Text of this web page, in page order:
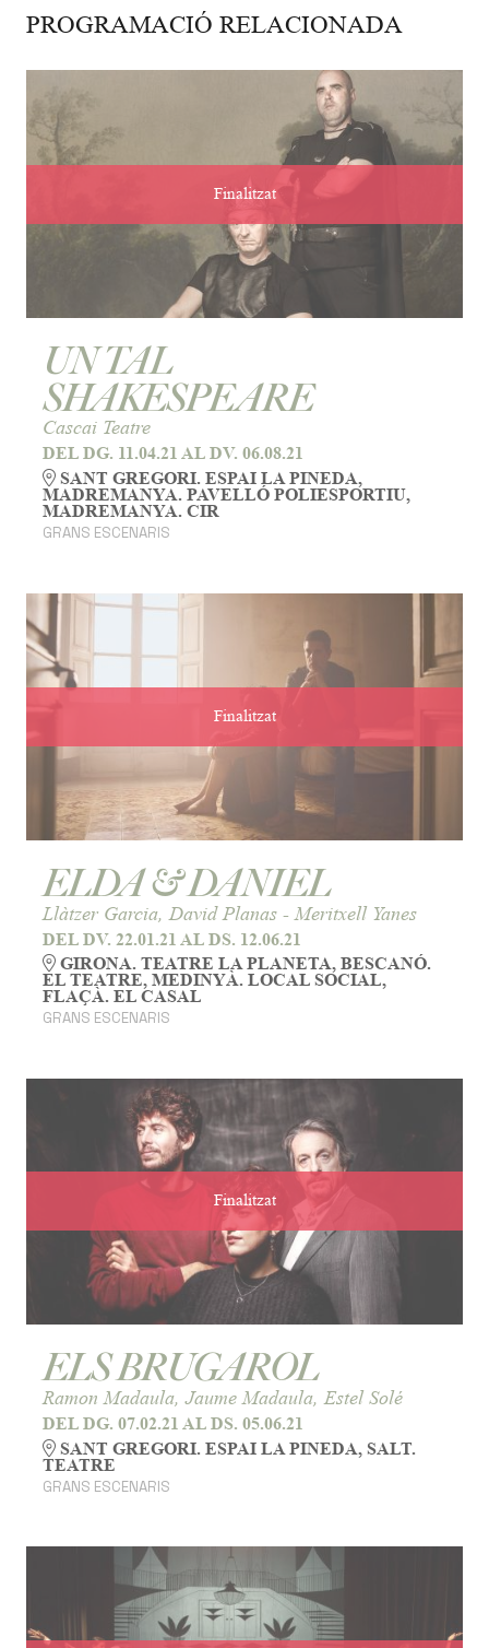
PROGRAMACIÓ RELACIONADA
Finalitzat
UN TAL
SHAKESPEARE
Cascai Teatre
DEL DG. 11.04.21 AL DV. 06.08.21
SANT GREGORI. ESPAI LA PINEDA,
MADREMANYA. PAVELLÓ POLIESPORTIU,
MADREMANYA. CIR
GRANS ESCENARIS
Finalitzat
ELDA & DANIEL
Llàtzer Garcia, David Planas - Meritxell Yanes
DEL DV. 22.01.21 AL DS. 12.06.21
GIRONA. TEATRE LA PLANETA, BESCANÓ.
EL TEATRE, MEDINYÀ. LOCAL SOCIAL,
FLAÇÀ. EL CASAL
GRANS ESCENARIS
Finalitzat
ELS BRUGAROL
Ramon Madaula, Jaume Madaula, Estel Solé
DEL DG. 07.02.21 AL DS. 05.06.21
SANT GREGORI. ESPAI LA PINEDA, SALT.
TEATRE
GRANS ESCENARIS